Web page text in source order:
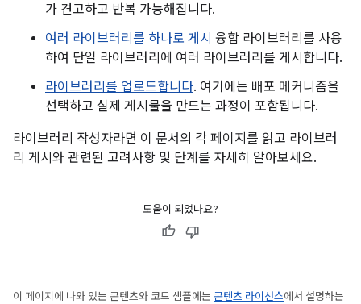
가 견고하고 반복 가능해집니다.
여러 라이브러리를 하나로 게시 융합 라이브러리를 사용
하여 단일 라이브러리에 여러 라이브러리를 게시합니다.
라이브러리를 업로드합니다. 여기에는 배포 메커니즘을
선택하고 실제 게시물을 만드는 과정이 포함됩니다.
라이브러리 작성자라면 이 문서의 각 페이지를 읽고 라이브러
리 게시와 관련된 고려사항 및 단계를 자세히 알아보세요.
도움이 되었나요?
이 페이지에 나와 있는 콘텐츠와 코드 샘플에는 콘텐츠 라이선스에서 설명하는